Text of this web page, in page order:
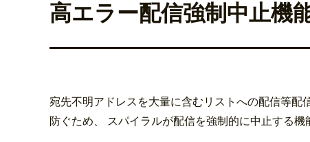
高エラー配信強制中止機
宛先不明アドレスを大量に含むリストへの配信等配
防ぐため、 スパイラルが配信を強制的に中止する機